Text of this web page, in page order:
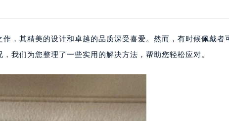
，其精美的设计和卓越的品质深受喜爱。然而，有时候佩戴者
我们为您整理了一些实用的解决方法，帮助您轻松应对。